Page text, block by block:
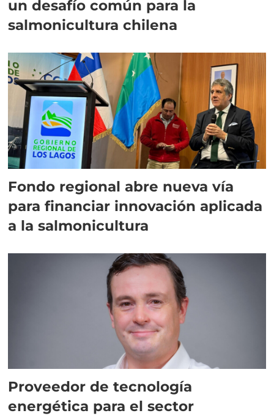
un desafío común para la
salmonicultura chilena
Fondo regional abre nueva vía
para financiar innovación aplicada
a la salmonicultura
Proveedor de tecnología
energética para el sector